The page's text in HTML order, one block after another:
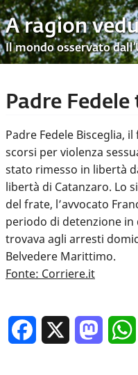
A ragion
Il mondo osservato
Padre
Padre Fedele Bisceglia,
scorsi per violenza
stato rimesso in libertà
libertà di Catanzaro. Lo
del frate, l’avvocato
periodo di detenzione in
trovava agli arresti
Belvedere Marittimo.
Fonte: Corriere.it
Facebook